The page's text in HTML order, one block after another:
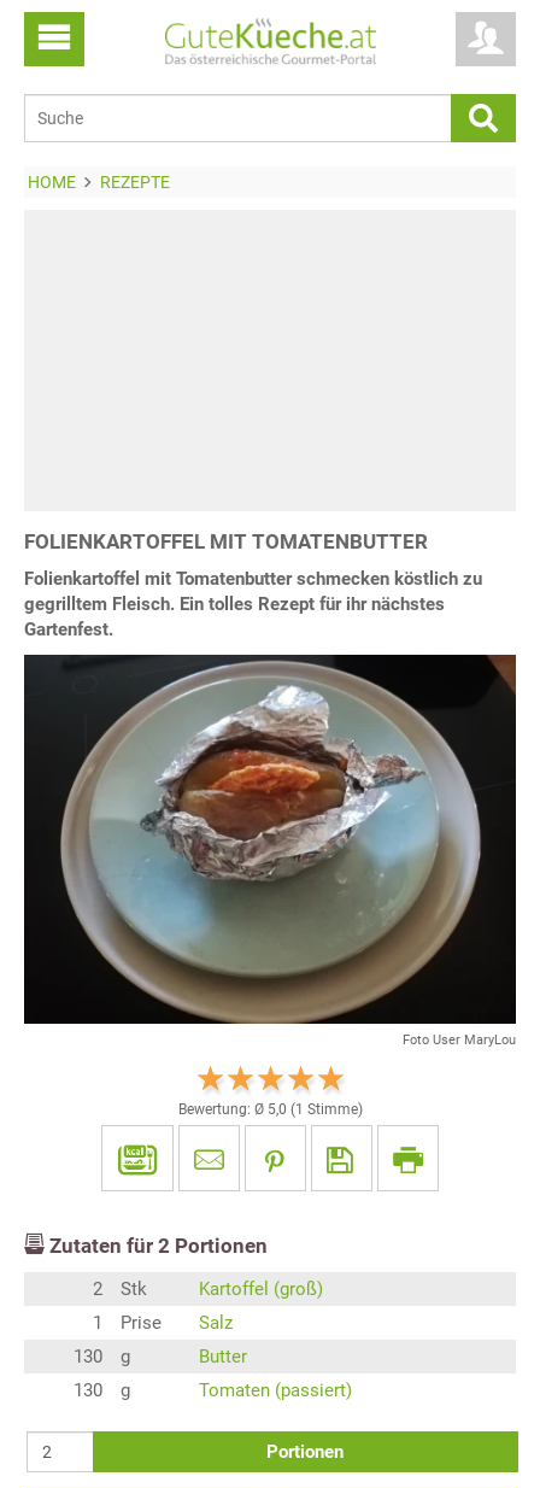
HOME REZEPTE
FOLIENKARTOFFEL MIT TOMATENBUTTER
Folienkartoffel mit Tomatenbutter schmecken köstlich zu
gegrilltem Fleisch. Ein tolles Rezept für ihr nächstes
Gartenfest.
Foto User MaryLou
Bewertung: Ø 5,0 (1 Stimme)
Zutaten für 2 Portionen
2 Stk
Kartoffel (groß)
1
Prise
Salz
130
g
Butter
130
g Tomaten (passiert)
Portionen